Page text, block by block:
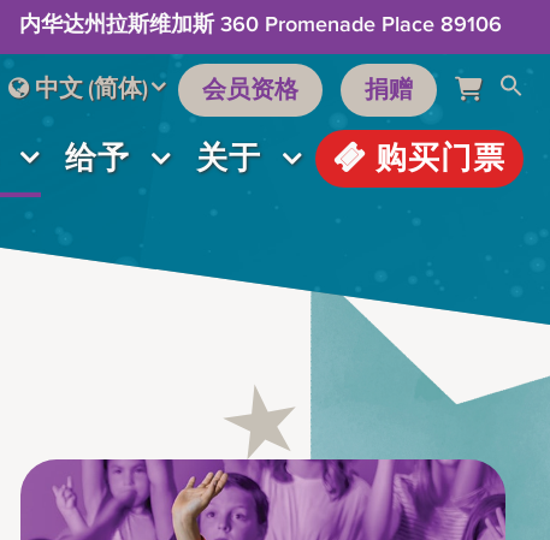
内华达州拉斯维加斯 360 Promenade Place 89106
中文 (简体) 会员资格 捐赠
给予 关于 购买门票